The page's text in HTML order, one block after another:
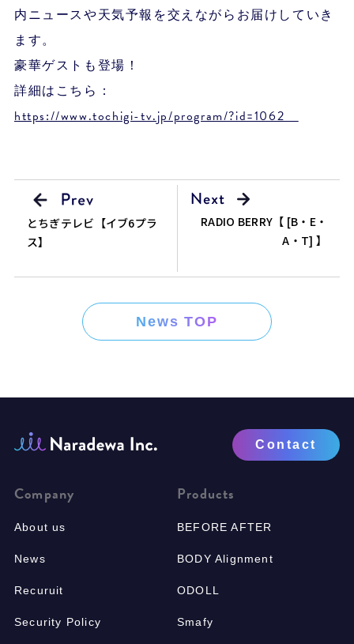
内ニュースや天気予報を交えながらお届けしていき
ます。
豪華ゲストも登場！
詳細はこちら：
https://www.tochigi-tv.jp/program/?id=1062
とちぎテレビ【イブ6プラ
ス】
RADIO BERRY【 [B・E・
A・T] 】
News TOP
Contact
Company
About us
News
Recuruit
Security Policy
Products
BEFORE AFTER
BODY Alignment
ODOLL
Smafy